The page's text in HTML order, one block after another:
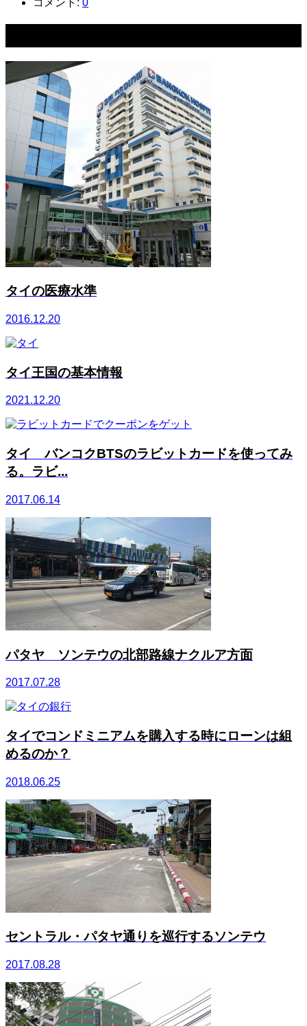
タイの医療水準
2016.12.20
タイ王国の基本情報
2021.12.20
タイ バンコクBTSのラビットカードを使ってみ
る。ラビ...
2017.06.14
パタヤ ソンテウの北部路線ナクルア方面
2017.07.28
タイでコンドミニアムを購入する時にローンは組
めるのか？
2018.06.25
セントラル・パタヤ通りを巡行するソンテウ
2017.08.28